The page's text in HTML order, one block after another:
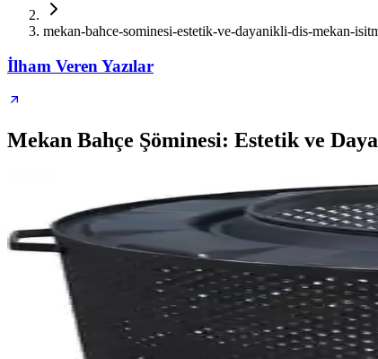
mekan-bahce-sominesi-estetik-ve-dayanikli-dis-mekan-
İlham Veren Yazılar
Mekan Bahçe Şöminesi: Estetik ve